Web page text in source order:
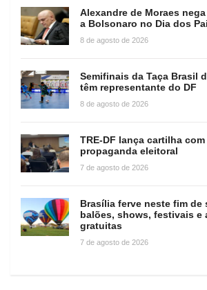
Alexandre de Moraes
a Bolsonaro no Dia dos
8 de agosto de 2026
Semifinais da Taça Brasil
têm representante do DF
8 de agosto de 2026
TRE-DF lança cartilha
propaganda eleitoral
7 de agosto de 2026
Brasília ferve neste fim de
balões, shows, festivais e
gratuitas
7 de agosto de 2026